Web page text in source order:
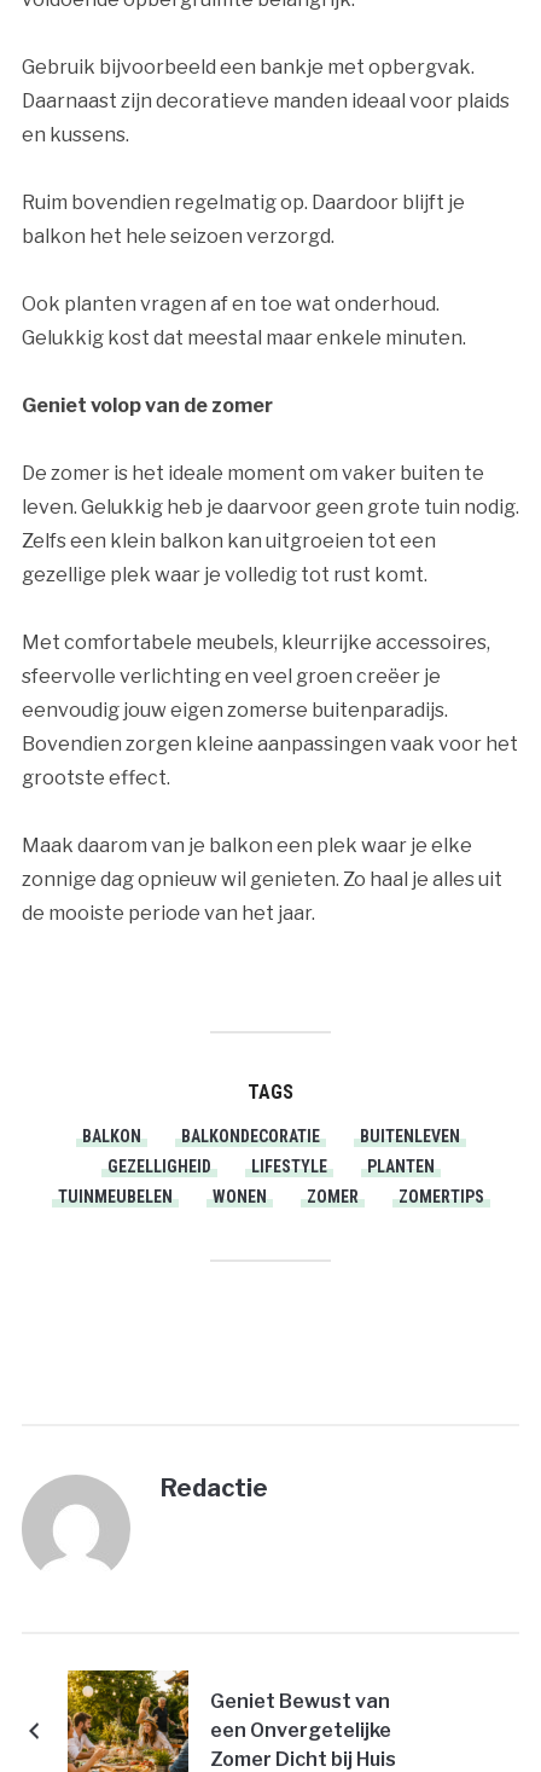
Gebruik bijvoorbeeld een bankje met opbergvak.
Daarnaast zijn decoratieve manden ideaal voor plaids
en kussens.
Ruim bovendien regelmatig op. Daardoor blijft je
balkon het hele seizoen verzorgd.
Ook planten vragen af en toe wat onderhoud.
Gelukkig kost dat meestal maar enkele minuten.
Geniet volop van de zomer
De zomer is het ideale moment om vaker buiten te
leven. Gelukkig heb je daarvoor geen grote tuin nodig.
Zelfs een klein balkon kan uitgroeien tot een
gezellige plek waar je volledig tot rust komt.
Met comfortabele meubels, kleurrijke accessoires,
sfeervolle verlichting en veel groen creëer je
eenvoudig jouw eigen zomerse buitenparadijs.
Bovendien zorgen kleine aanpassingen vaak voor het
grootste effect.
Maak daarom van je balkon een plek waar je elke
zonnige dag opnieuw wil genieten. Zo haal je alles uit
de mooiste periode van het jaar.
TAGS
BALKON BALKONDECORATIE
BUITENLEVEN
GEZELLIGHEID
LIFESTYLE
PLANTEN
TUINMEUBELEN
WONEN ZOMER ZOMERTIPS
Redactie
Geniet Bewust van
een Onvergetelijke
Zomer Dicht bij Huis